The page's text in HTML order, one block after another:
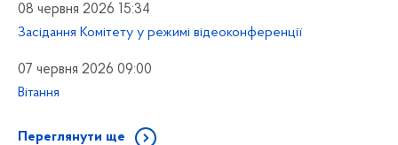
08 червня 2026 15:34
Засідання Комітету у режимі відеоконференції
07 червня 2026 09:00
Вітання
Переглянути ще